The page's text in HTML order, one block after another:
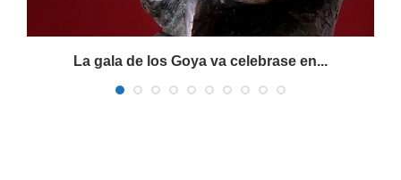
La gala de los Goya va celebrase en...